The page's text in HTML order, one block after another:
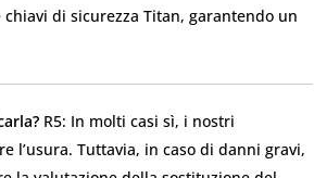
di sicurezza Titan, garantendo un
R5: In molti casi sì, i nostri
l’usura. Tuttavia, in caso di danni gravi,